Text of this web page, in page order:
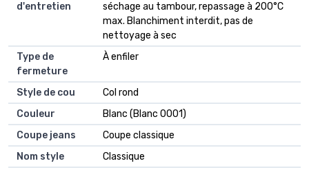
d'entretien
séchage au tambour, repassage à 200°C
max. Blanchiment interdit, pas de
nettoyage à sec
Type de
fermeture
À enfiler
Style de cou
Col rond
Couleur
Blanc (Blanc 0001)
Coupe jeans
Coupe classique
Nom style
Classique